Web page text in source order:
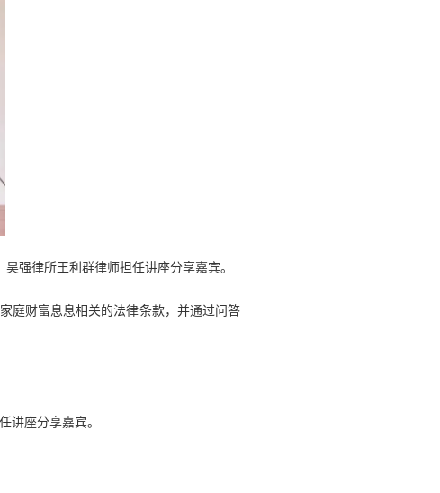
强律所王利群律师担任讲座分享嘉宾。
庭财富息息相关的法律条款，并通过问答
讲座分享嘉宾。